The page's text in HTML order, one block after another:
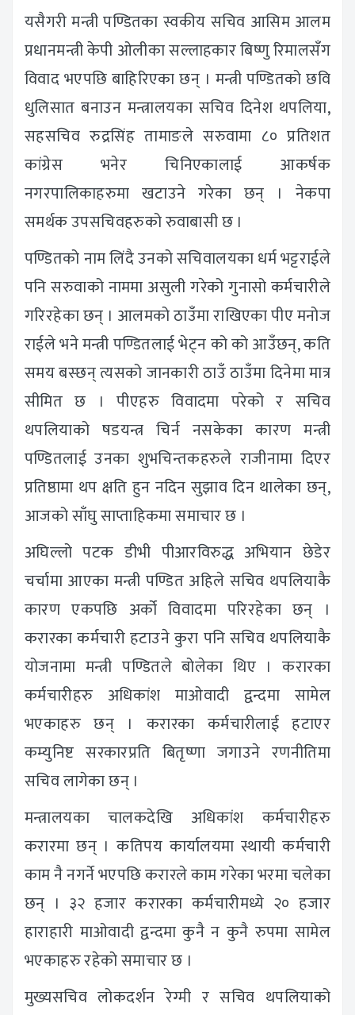
यसैगरी मन्त्री पण्डितका स्वकीय सचिव आसिम आलम
प्रधानमन्त्री केपी ओलीका सल्लाहकार बिष्णु रिमालसँग
विवाद भएपछि बाहिरिएका छन् । मन्त्री पण्डितको छवि
धुलिसात बनाउन मन्त्रालयका सचिव दिनेश थपलिया,
सहसचिव रुद्रसिंह तामाङले सरुवामा ८० प्रतिशत
कांग्रेस भनेर चिनिएकालाई आकर्षक
नगरपालिकाहरुमा खटाउने गरेका छन् । नेकपा
समर्थक उपसचिवहरुको रुवाबासी छ ।
पण्डितको नाम लिंदै उनको सचिवालयका धर्म भट्टराईले
पनि सरुवाको नाममा असुली गरेको गुनासो कर्मचारीले
गरिरहेका छन् । आलमको ठाउँमा राखिएका पीए मनोज
राईले भने मन्त्री पण्डितलाई भेट्न को को आउँछन्, कति
समय बस्छन् त्यसको जानकारी ठाउँ ठाउँमा दिनेमा मात्र
सीमित छ । पीएहरु विवादमा परेको र सचिव
थपलियाको षडयन्त्र चिर्न नसकेका कारण मन्त्री
पण्डितलाई उनका शुभचिन्तकहरुले राजीनामा दिएर
प्रतिष्ठामा थप क्षति हुन नदिन सुझाव दिन थालेका छन्,
आजको साँघु साप्ताहिकमा समाचार छ ।
अघिल्लो पटक डीभी पीआरविरुद्ध अभियान छेडेर
चर्चामा आएका मन्त्री पण्डित अहिले सचिव थपलियाकै
कारण एकपछि अर्को विवादमा परिरहेका छन् ।
करारका कर्मचारी हटाउने कुरा पनि सचिव थपलियाकै
योजनामा मन्त्री पण्डितले बोलेका थिए । करारका
कर्मचारीहरु अधिकांश माओवादी द्वन्दमा सामेल
भएकाहरु छन् । करारका कर्मचारीलाई हटाएर
कम्युनिष्ट सरकारप्रति बितृष्णा जगाउने रणनीतिमा
सचिव लागेका छन् ।
मन्त्रालयका चालकदेखि अधिकांश कर्मचारीहरु
करारमा छन् । कतिपय कार्यालयमा स्थायी कर्मचारी
काम नै नगर्ने भएपछि करारले काम गरेका भरमा चलेका
छन् । ३२ हजार करारका कर्मचारीमध्ये २० हजार
हाराहारी माओवादी द्वन्दमा कुनै न कुनै रुपमा सामेल
भएकाहरु रहेको समाचार छ ।
मुख्यसचिव लोकदर्शन रेग्मी र सचिव थपलियाको